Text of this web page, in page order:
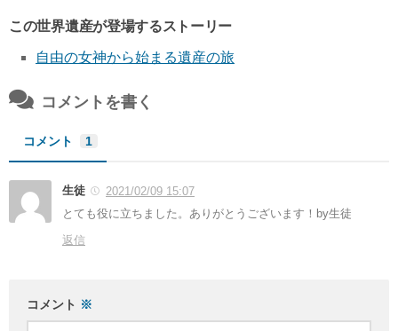
この世界遺産が登場するストーリー
自由の女神から始まる遺産の旅
コメントを書く
コメント 1
生徒
2021/02/09 15:07
とても役に立ちました。ありがとうございます！by生徒
返信
コメント ※